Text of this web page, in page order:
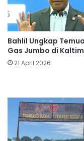
Bahlil Ungkap
Gas Jumbo di Kaltim
21 April 2026